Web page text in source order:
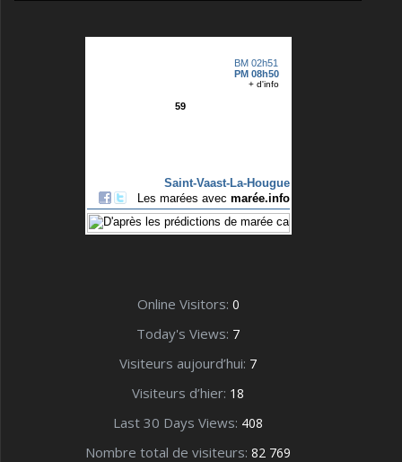
Online Visitors: 0
Today's Views: 7
Visiteurs aujourd’hui: 7
Visiteurs d’hier: 18
Last 30 Days Views: 408
Nombre total de visiteurs: 82 769